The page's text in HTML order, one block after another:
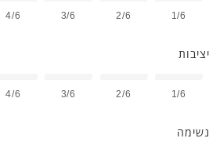
1/6
2/6
3/6
4/6
יציבות
1/6
2/6
3/6
4/6
נשימה